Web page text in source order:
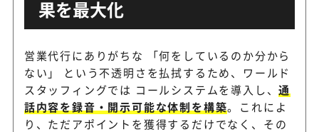
果を最大化
営業代行にありがちな 「何をしているのか分から
ない」 という不透明さを払拭するため、ワールド
スタッフィングでは コールシステムを導入し、通
話内容を録音・開示可能な体制を構築。これによ
り、ただアポイントを獲得するだけでなく、その